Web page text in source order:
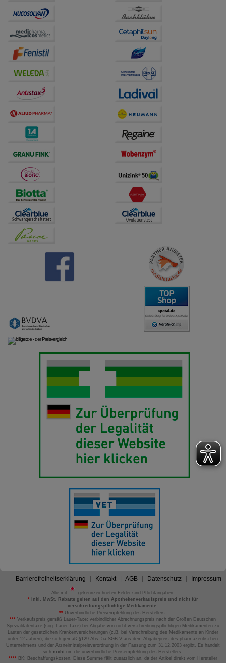
Barrierefreiheitserklärung Kontakt AGB Datenschutz Impressum
Alle mit
gekennzeichneten Felder sind Pflichtangaben.
*inkl. MwSt. Rabatte gelten auf den Apothekenverkaufspreis und nicht für
verschreibungspflichtige Medikamente.
** Unverbindliche Preisempfehlung des Herstellers.
*** Verkaufspreis gemäß Lauer-Taxe; verbindlicher Abrechnungspreis nach der Großen Deutschen
Spezialitätentaxe (sog. Lauer-Taxe) bei Abgabe von nicht verschreibungspflichtigen Medikamenten zu
Lasten der gesetzlichen Krankenversicherungen (z.B. bei Verschreibung des Medikaments an Kinder
unter 12 Jahren), die sich gemäß §129 Abs. 5a SGB V aus dem Abgabepreis des pharmazeutischen
Unternehmens und der Arzneimittelpreisverordnung in der Fassung zum 31.12.2003 ergibt. Es handelt
sich nicht um die unverbindliche Preisempfehlung des Herstellers.
****BK: Beschaffungskosten. Diese Summe fällt zusätzlich an, da der Artikel direkt vom Hersteller